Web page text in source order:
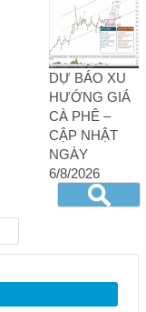
DỰ BÁO XU
HƯỚNG GIÁ
CÀ PHÊ –
CẬP NHẬT
NGÀY
6/8/2026